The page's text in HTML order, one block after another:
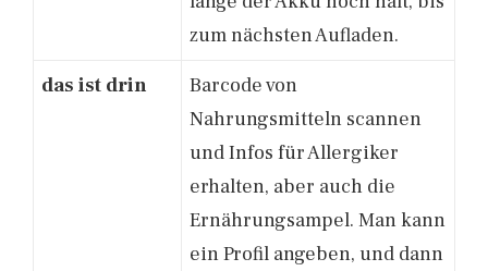
zum nächsten Aufladen.
das ist drin
Barcode von
Nahrungsmitteln scannen
und Infos für Allergiker
erhalten, aber auch die
Ernährungsampel. Man kann
ein Profil angeben, und dann